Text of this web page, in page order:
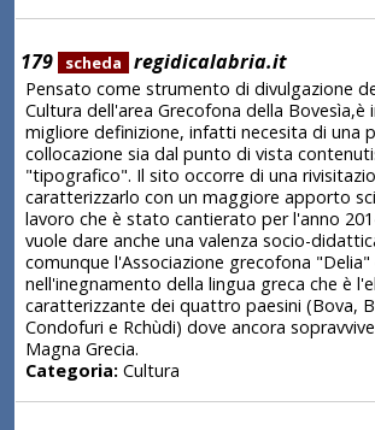
179 scheda regidicalabria.it
Pensato come strumento di divulgazione
Cultura dell'area Grecofona della Bovesìa,è
migliore definizione, infatti necesita di una
collocazione sia dal punto di vista
"tipografico". Il sito occorre di una
caratterizzarlo con un maggiore apporto
lavoro che è stato cantierato per l'anno
vuole dare anche una valenza socio-
comunque l'Associazione grecofona
nell'inegnamento della lingua greca che è
caratterizzante dei quattro paesini (Bova,
Condofuri e Rchùdi) dove ancora
Magna Grecia.
Categoria:Cultura